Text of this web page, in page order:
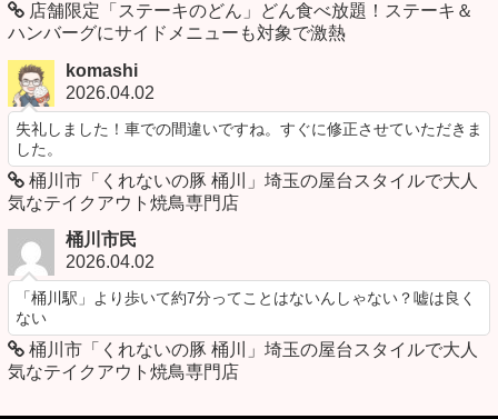
店舗限定「ステーキのどん」どん食べ放題！ステーキ＆
ハンバーグにサイドメニューも対象で激熱
komashi
2026.04.02
失礼しました！車での間違いですね。すぐに修正させていただきま
した。
桶川市「くれないの豚 桶川」埼玉の屋台スタイルで大人
気なテイクアウト焼鳥専門店
桶川市民
2026.04.02
「桶川駅」より歩いて約7分ってことはないんしゃない？嘘は良く
ない
桶川市「くれないの豚 桶川」埼玉の屋台スタイルで大人
気なテイクアウト焼鳥専門店